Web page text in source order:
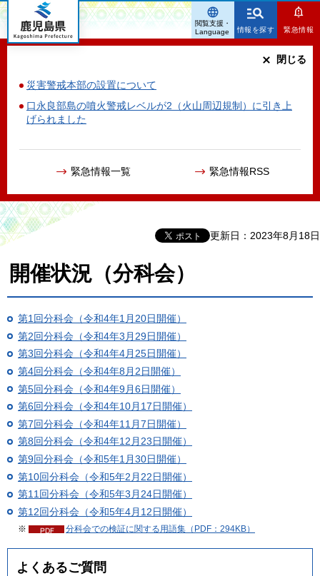
鹿児島県
情報を探す 緊急情報
災害警戒本部の設置について
口永良部島の噴火警戒レベルが2（火山周辺規制）に引き上
げられました
緊急情報一覧 緊急情報RSS
閉じる
閲覧支援・
Language
更新日：2023年8月18日
開催状況（分科会）
第1回分科会（令和4年1月20日開催）
第2回分科会（令和4年3月29日開催）
第3回分科会（令和4年4月25日開催）
第4回分科会（令和4年8月2日開催）
第5回分科会（令和4年9月6日開催）
第6回分科会（令和4年10月17日開催）
第7回分科会（令和4年11月7日開催）
第8回分科会（令和4年12月23日開催）
第9回分科会（令和5年1月30日開催）
第10回分科会（令和5年2月22日開催）
第11回分科会（令和5年3月24日開催）
第12回分科会（令和5年4月12日開催）
※ 分科会での検証に関する用語集（PDF：294KB）
よくあるご質問